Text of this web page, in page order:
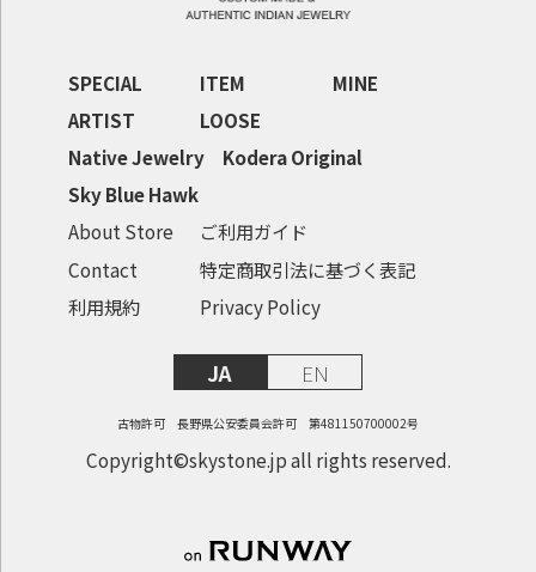
SPECIAL ITEM
MINE
ARTIST
LOOSE
Native Jewelry
Kodera Original
Sky Blue Hawk
About Store
ご利用ガイド
Contact
特定商取引法に基づく表記
利用規約
Privacy Policy
JA EN
古物許可 長野県公安委員会許可 第481150700002号
Copyright©skystone.jp all rights reserved.